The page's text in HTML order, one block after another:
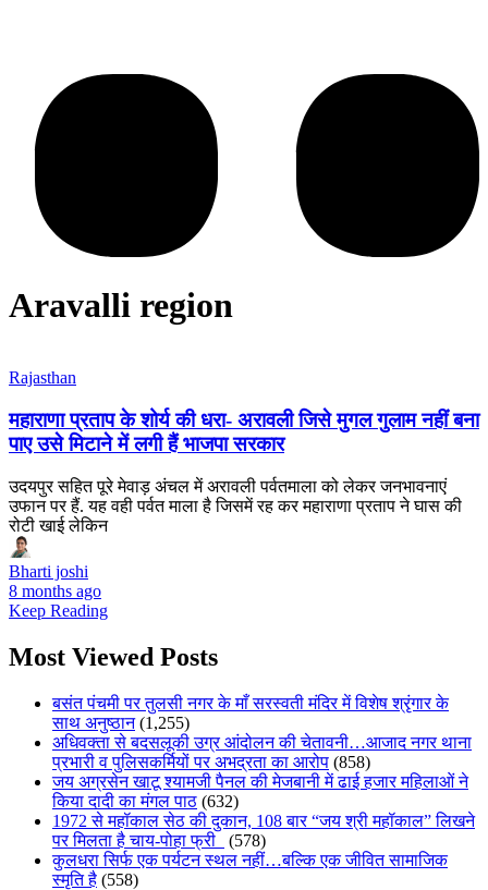
Aravalli region
Rajasthan
महाराणा प्रताप के शोर्य की धरा- अरावली जिसे मुगल गुलाम नहीं बना
पाए उसे मिटाने में लगी हैं भाजपा सरकार
उदयपुर सहित पूरे मेवाड़ अंचल में अरावली पर्वतमाला को लेकर जनभावनाएं
उफान पर हैं. यह वही पर्वत माला है जिसमें रह कर महाराणा प्रताप ने घास की
रोटी खाई लेकिन
Bharti joshi
8 months ago
Keep Reading
Most Viewed Posts
बसंत पंचमी पर तुलसी नगर के माँ सरस्वती मंदिर में विशेष श्रृंगार के
साथ अनुष्ठान (1,255)
अधिवक्ता से बदसलूकी उग्र आंदोलन की चेतावनी…आजाद नगर थाना
प्रभारी व पुलिसकर्मियों पर अभद्रता का आरोप (858)
जय अग्रसेन खाटू श्यामजी पैनल की मेजबानी में ढाई हजार महिलाओं ने
किया दादी का मंगल पाठ (632)
1972 से महॉकाल सेठ की दुकान, 108 बार “जय श्री महॉकाल” लिखने
पर मिलता है चाय-पोहा फ्री
(578)
कुलधरा सिर्फ एक पर्यटन स्थल नहीं…बल्कि एक जीवित सामाजिक
स्मृति है (558)